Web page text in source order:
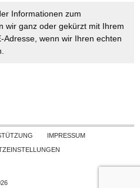
Informationen zum
wir ganz oder gekürzt mit Ihrem
wenn wir Ihren echten
Skip to contentIMPRESSUM